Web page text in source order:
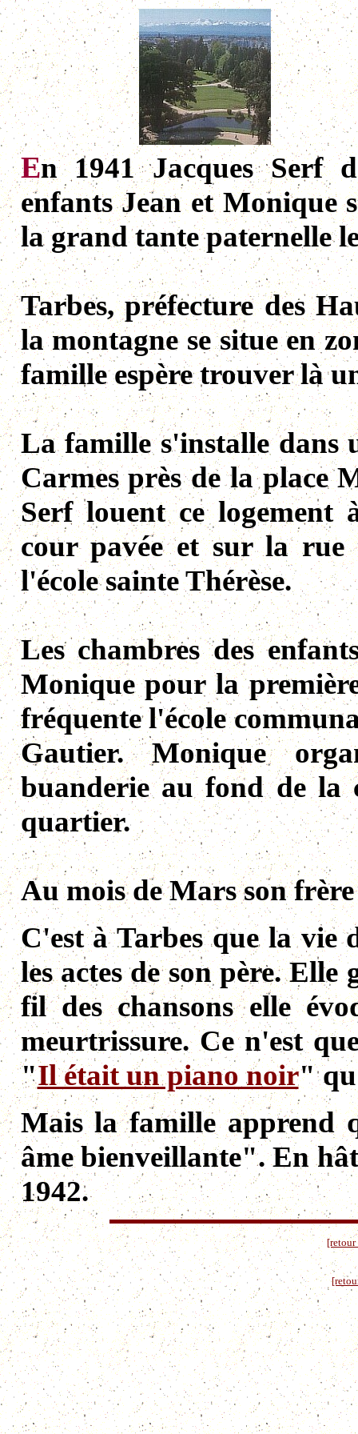
En 1941 Jacques Serf
enfants Jean et Monique
la grand tante paternelle
Tarbes, préfecture des
la montagne se situe en
famille espère trouver là
La famille s'installe dans
Carmes près de la place
Serf louent ce logement
cour pavée et sur la rue
l'école sainte Thérèse.
Les chambres des
Monique pour la
fréquente l'école
Gautier. Monique
buanderie au fond de la
quartier.
Au mois de Mars son
C'est à Tarbes que la vie
les actes de son père. Elle
fil des chansons elle
meurtrissure. Ce n'est
"Il était un piano noir"
Mais la famille apprend
âme bienveillante". En
1942.
[retour